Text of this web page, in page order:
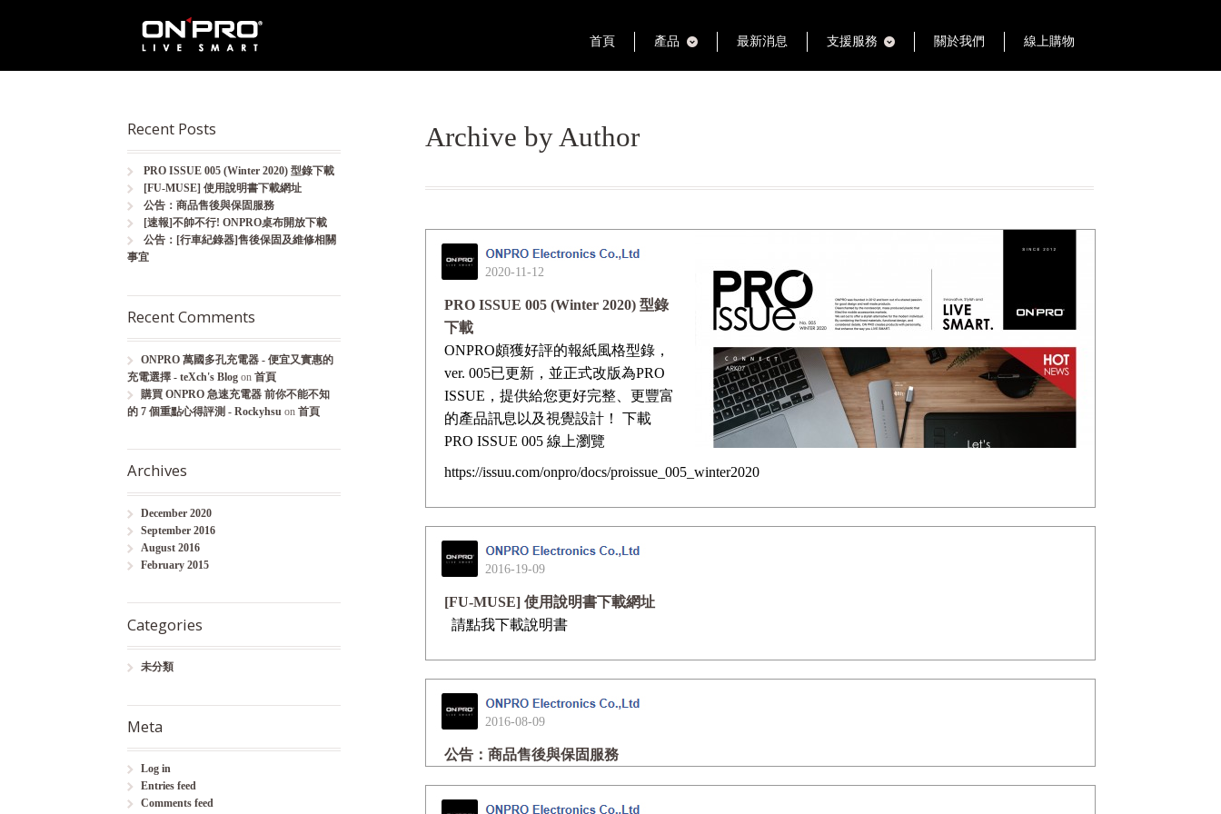
首頁 產品 最新消息 支援服務 關於我們 線上購物
Archive by Author
2020-11-12
PRO ISSUE 005 (Winter 2020) 型錄
下載
ONPRO頗獲好評的報紙風格型錄，
ver. 005已更新，並正式改版為PRO
ISSUE，提供給您更好完整、更豐富
的產品訊息以及視覺設計！ 下載
PRO ISSUE 005 線上瀏覽
https://issuu.com/onpro/docs/proissue_005_winter2020
2016-19-09
[FU-MUSE] 使用說明書下載網址
請點我下載說明書
2016-08-09
公告：商品售後與保固服務
Recent Posts
PRO ISSUE 005 (Winter 2020) 型錄下載
[FU-MUSE] 使用說明書下載網址
公告：商品售後與保固服務
[速報]不帥不行! ONPRO桌布開放下載
公告：[行車紀錄器]售後保固及維修相關
事宜
Recent Comments
ONPRO 萬國多孔充電器 - 便宜又實惠的
充電選擇 - teXch's Blog on首頁
購買 ONPRO 急速充電器 前你不能不知
的 7 個重點心得評測 - Rockyhsu on首頁
Archives
December 2020
September 2016
August 2016
February 2015
Categories
未分類
Meta
Log in
Entries feed
Comments feed